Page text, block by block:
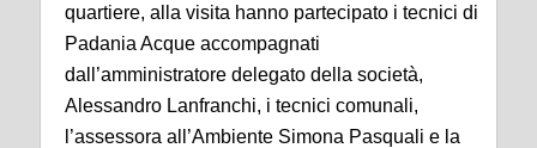
quartiere, alla visita hanno partecipato i tecnici di
Padania Acque accompagnati
dall’amministratore delegato della società,
Alessandro Lanfranchi, i tecnici comunali,
l’assessora all’Ambiente Simona Pasquali e la